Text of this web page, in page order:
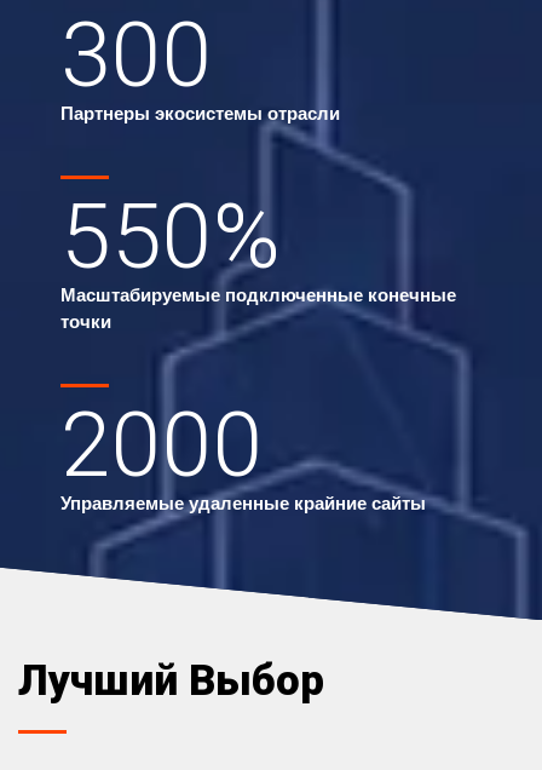
300
Партнеры экосистемы отрасли
550%
Масштабируемые подключенные конечные
точки
2000
Управляемые удаленные крайние сайты
Лучший Выбор